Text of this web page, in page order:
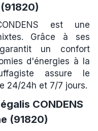
est une
Grâce à ses
un confort
d'énergies à la
assure le
24/24h et 7/7 jours.
CONDENS
(91820)